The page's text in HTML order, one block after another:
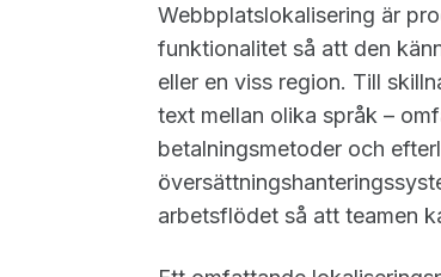
Webbplatslokalisering är
funktionalitet så att den
eller en viss region. Till
text mellan olika språk –
betalningsmetoder och
arbetsflödet så att teamen